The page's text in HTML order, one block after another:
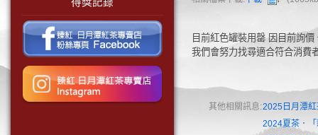
賀!!114年日月潭紅
2024夏茶．「新鮮
賀!!112年日月潭紅
賀!!111年日月潭紅
20項
感謝依蕾特布丁使
賀!!109年日月潭紅
目前紅色罐裝用罄 因目前詢
我們會努力找尋適合符合消費
其他相關訊息:2025日月潭
2024夏茶．